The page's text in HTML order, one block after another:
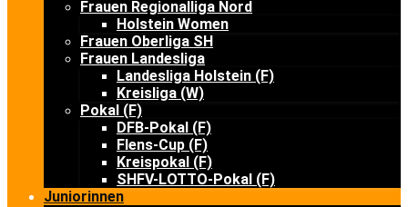
Frauen Regionalliga Nord
Holstein Women
Frauen Oberliga SH
Frauen Landesliga
Landesliga Holstein (F)
Kreisliga (W)
Pokal (F)
DFB-Pokal (F)
Flens-Cup (F)
Kreispokal (F)
SHFV-LOTTO-Pokal (F)
Juniorinnen